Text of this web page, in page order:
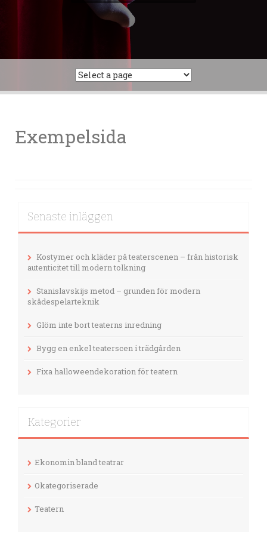
Exempelsida
Senaste inläggen
Kostymer och kläder på teaterscenen – från historisk
autenticitet till modern tolkning
Stanislavskijs metod – grunden för modern
skådespelarteknik
Glöm inte bort teaterns inredning
Bygg en enkel teaterscen i trädgården
Fixa halloweendekoration för teatern
Kategorier
Ekonomin bland teatrar
Okategoriserade
Teatern